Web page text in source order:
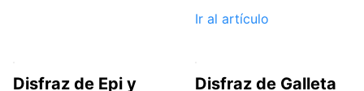
Ir al artículo
Disfraz de Epi y
Disfraz de Galleta